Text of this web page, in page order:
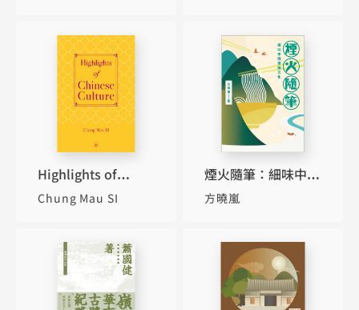
Highlights of
Chinese Culture
Chung Mau SI
煙火隨筆：細味中國
菜餚文化
方曉嵐